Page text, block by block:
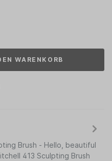
WARENKORB
Brush - Hello, beautiful
413 Sculpting Brush